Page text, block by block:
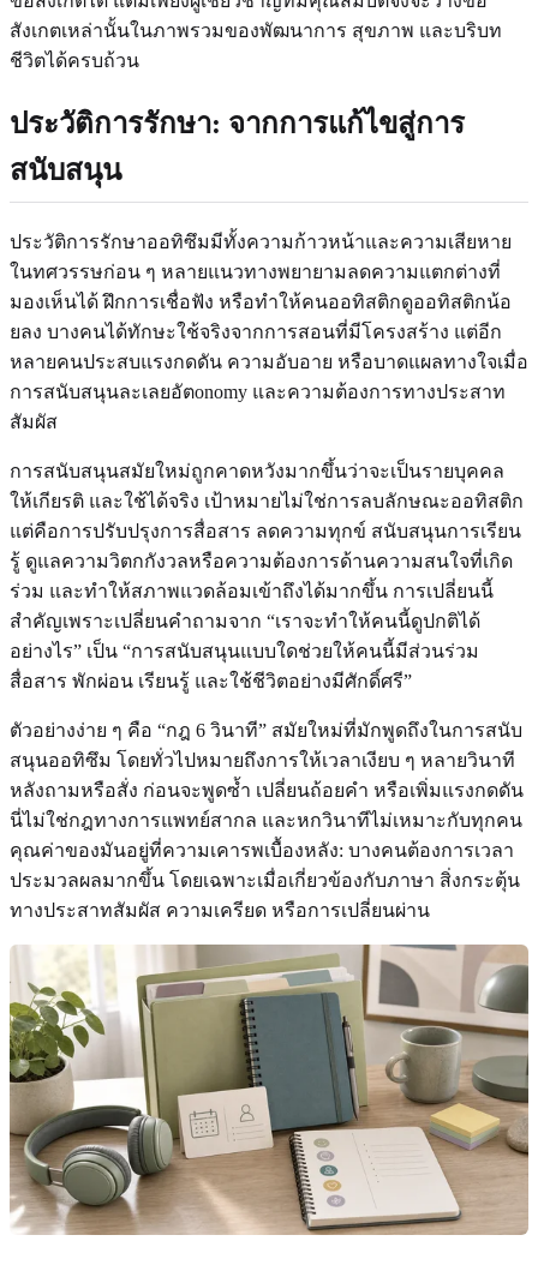
สังเกตเหล่านั้นในภาพรวมของพัฒนาการ สุขภาพ และบริบท
ชีวิตได้ครบถ้วน
ประวัติการรักษา: จากการแก้ไขสู่การ
สนับสนุน
ประวัติการรักษาออทิซึมมีทั้งความก้าวหน้าและความเสียหาย
ในทศวรรษก่อน ๆ หลายแนวทางพยายามลดความแตกต่างที่
มองเห็นได้ ฝึกการเชื่อฟัง หรือทำให้คนออทิสติกดูออทิสติกน้อ
ยลง บางคนได้ทักษะใช้จริงจากการสอนที่มีโครงสร้าง แต่อีก
หลายคนประสบแรงกดดัน ความอับอาย หรือบาดแผลทางใจเมื่อ
การสนับสนุนละเลยอัตonomy และความต้องการทางประสาท
สัมผัส
การสนับสนุนสมัยใหม่ถูกคาดหวังมากขึ้นว่าจะเป็นรายบุคคล
ให้เกียรติ และใช้ได้จริง เป้าหมายไม่ใช่การลบลักษณะออทิสติก
แต่คือการปรับปรุงการสื่อสาร ลดความทุกข์ สนับสนุนการเรียน
รู้ ดูแลความวิตกกังวลหรือความต้องการด้านความสนใจที่เกิด
ร่วม และทำให้สภาพแวดล้อมเข้าถึงได้มากขึ้น การเปลี่ยนนี้
สำคัญเพราะเปลี่ยนคำถามจาก “เราจะทำให้คนนี้ดูปกติได้
อย่างไร” เป็น “การสนับสนุนแบบใดช่วยให้คนนี้มีส่วนร่วม
สื่อสาร พักผ่อน เรียนรู้ และใช้ชีวิตอย่างมีศักดิ์ศรี”
ตัวอย่างง่าย ๆ คือ “กฎ 6 วินาที” สมัยใหม่ที่มักพูดถึงในการสนับ
สนุนออทิซึม โดยทั่วไปหมายถึงการให้เวลาเงียบ ๆ หลายวินาที
หลังถามหรือสั่ง ก่อนจะพูดซ้ำ เปลี่ยนถ้อยคำ หรือเพิ่มแรงกดดัน
นี่ไม่ใช่กฎทางการแพทย์สากล และหกวินาทีไม่เหมาะกับทุกคน
คุณค่าของมันอยู่ที่ความเคารพเบื้องหลัง: บางคนต้องการเวลา
ประมวลผลมากขึ้น โดยเฉพาะเมื่อเกี่ยวข้องกับภาษา สิ่งกระตุ้น
ทางประสาทสัมผัส ความเครียด หรือการเปลี่ยนผ่าน